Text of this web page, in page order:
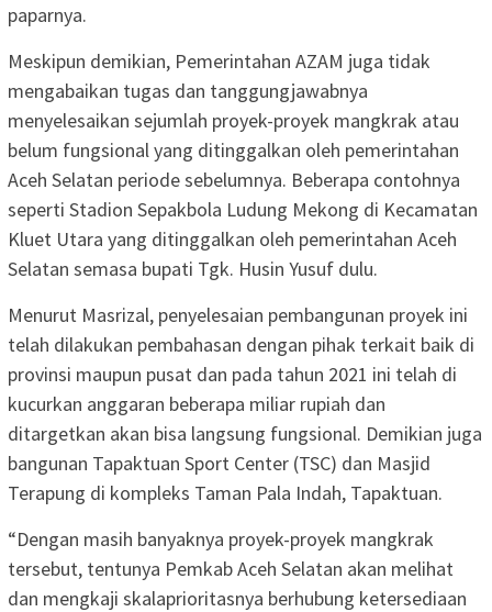
paparnya.
Meskipun demikian, Pemerintahan AZAM juga tidak
mengabaikan tugas dan tanggungjawabnya
menyelesaikan sejumlah proyek-proyek mangkrak atau
belum fungsional yang ditinggalkan oleh pemerintahan
Aceh Selatan periode sebelumnya. Beberapa contohnya
seperti Stadion Sepakbola Ludung Mekong di Kecamatan
Kluet Utara yang ditinggalkan oleh pemerintahan Aceh
Selatan semasa bupati Tgk. Husin Yusuf dulu.
Menurut Masrizal, penyelesaian pembangunan proyek ini
telah dilakukan pembahasan dengan pihak terkait baik di
provinsi maupun pusat dan pada tahun 2021 ini telah di
kucurkan anggaran beberapa miliar rupiah dan
ditargetkan akan bisa langsung fungsional. Demikian juga
bangunan Tapaktuan Sport Center (TSC) dan Masjid
Terapung di kompleks Taman Pala Indah, Tapaktuan.
“Dengan masih banyaknya proyek-proyek mangkrak
tersebut, tentunya Pemkab Aceh Selatan akan melihat
dan mengkaji skalaprioritasnya berhubung ketersediaan